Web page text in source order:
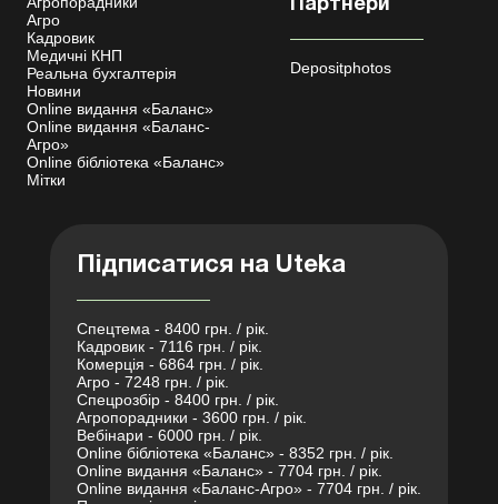
Агро
Кадровик
Медичні КНП
Реальна бухгалтерія
Новини
Online видання «Баланс»
Online видання «Баланс-
Агро»
Online бібліотека «Баланс»
Мітки
Партнери
Depositphotos
Підписатися на Uteka
Спецтема - 8400 грн. / рік.
Кадровик - 7116 грн. / рік.
Комерція - 6864 грн. / рік.
Агро - 7248 грн. / рік.
Спецрозбір - 8400 грн. / рік.
Агропорадники - 3600 грн. / рік.
Вебінари - 6000 грн. / рік.
Online бібліотека «Баланс» - 8352 грн. / рік.
Online видання «Баланс» - 7704 грн. / рік.
Online видання «Баланс-Агро» - 7704 грн. / рік.